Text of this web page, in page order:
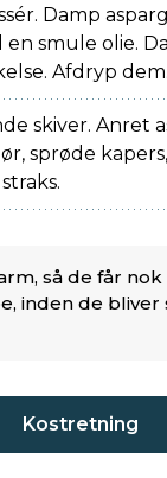
Damp
smule olie.
Afdryp dem.
skiver. Anret
sprøde
så de får nok
inden de bliver
Kostretning